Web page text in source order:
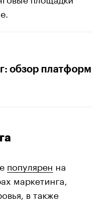
обзор платформ
популярен на
маркетинга,
в также